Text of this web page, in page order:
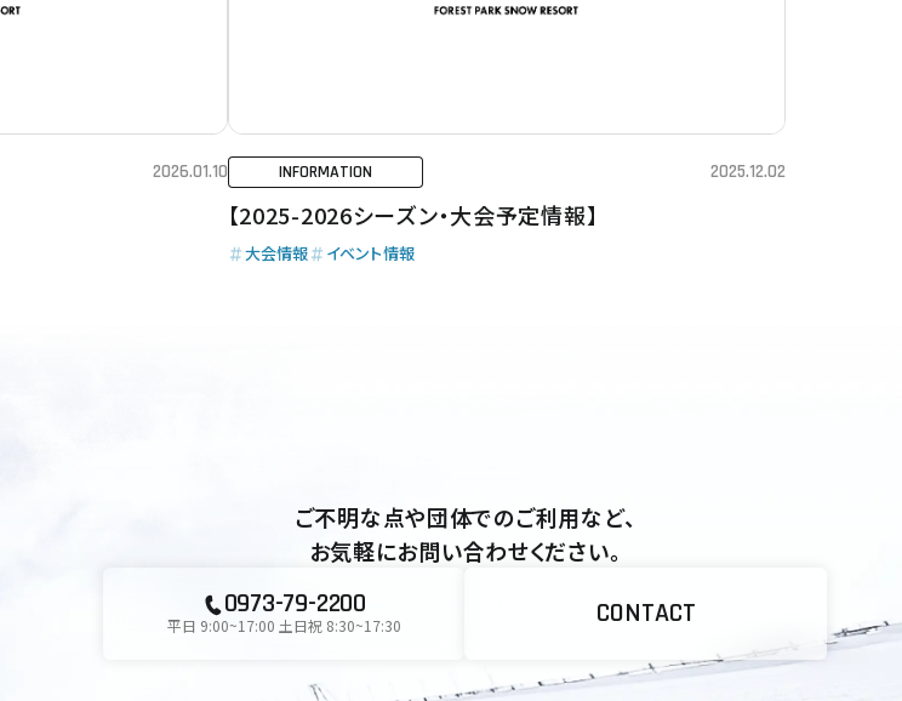
2026.01.10 INFORMATION 2025.12.02
【2025-2026シーズン・大会予定情報】
大会情報 イベント情報
ご不明な点や団体でのご利用など、
お気軽にお問い合わせください。
0973-79-2200
平日 9:00~17:00 土日祝 8:30~17:30 CONTACT